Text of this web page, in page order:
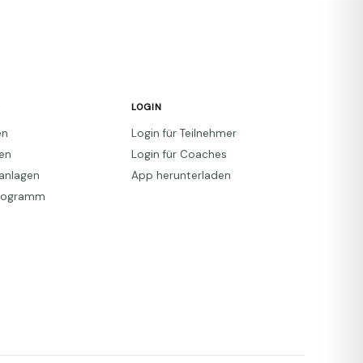
LOGIN
Login für Teilnehmer
Login für Coaches
App herunterladen